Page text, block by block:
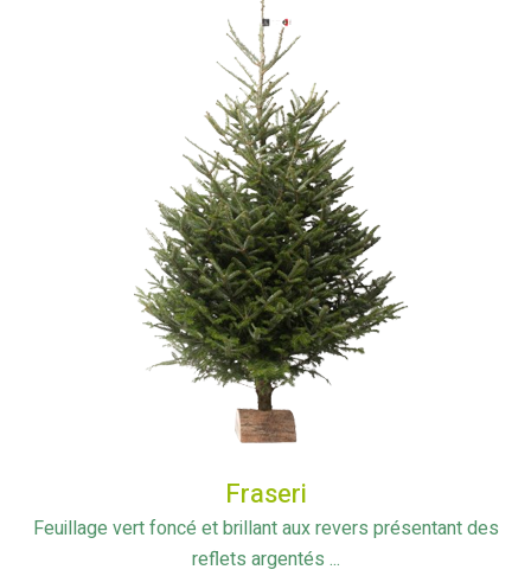
Fraseri
Feuillage vert foncé et brillant aux revers présentant des
reflets argentés ...